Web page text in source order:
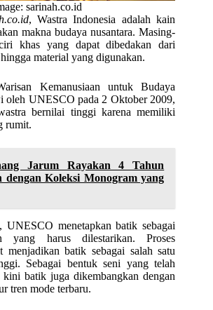
sarinah.co.id
, Wastra Indonesia adalah kain
makna budaya nusantara. Masing-
khas yang dapat dibedakan dari
material yang digunakan.
Kemanusiaan untuk Budaya
oleh UNESCO pada 2 Oktober 2009,
bernilai tinggi karena memiliki
rumit.
Jarum Rayakan 4 Tahun
dengan Koleksi Monogram yang
UNESCO menetapkan batik sebagai
yang harus dilestarikan. Proses
menjadikan batik sebagai salah satu
Sebagai bentuk seni yang telah
kini batik juga dikembangkan dengan
tren mode terbaru.